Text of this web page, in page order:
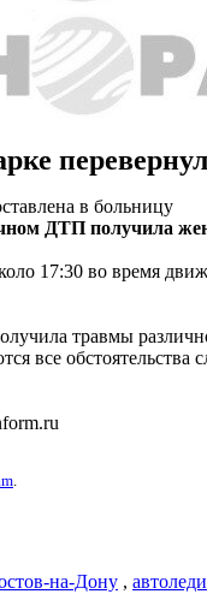
в больницу
ДТП получила
17:30 во время
травмы
все обстоятельства
.
на-Дону , автоледи